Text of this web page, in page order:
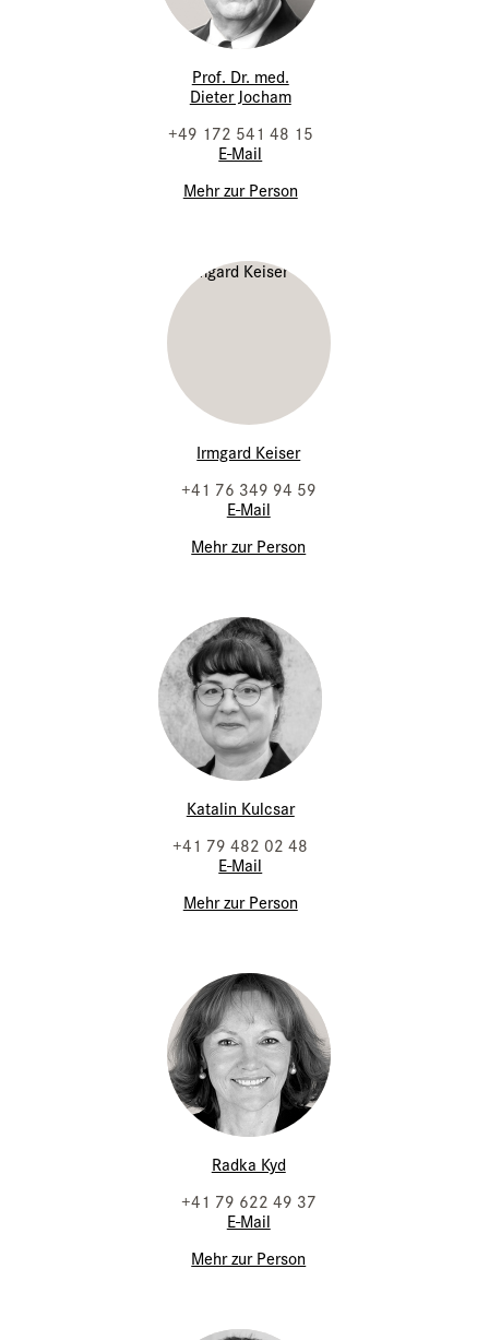
Prof. Dr. med.
Dieter Jocham
+49 172 541 48 15
E-Mail
Mehr zur Person
Irmgard Keiser
+41 76 349 94 59
E-Mail
Mehr zur Person
Katalin Kulcsar
+41 79 482 02 48
E-Mail
Mehr zur Person
Radka Kyd
+41 79 622 49 37
E-Mail
Mehr zur Person